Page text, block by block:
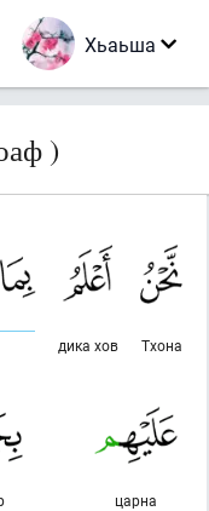
Хьаьша
)
Тхона
дика хов
царна